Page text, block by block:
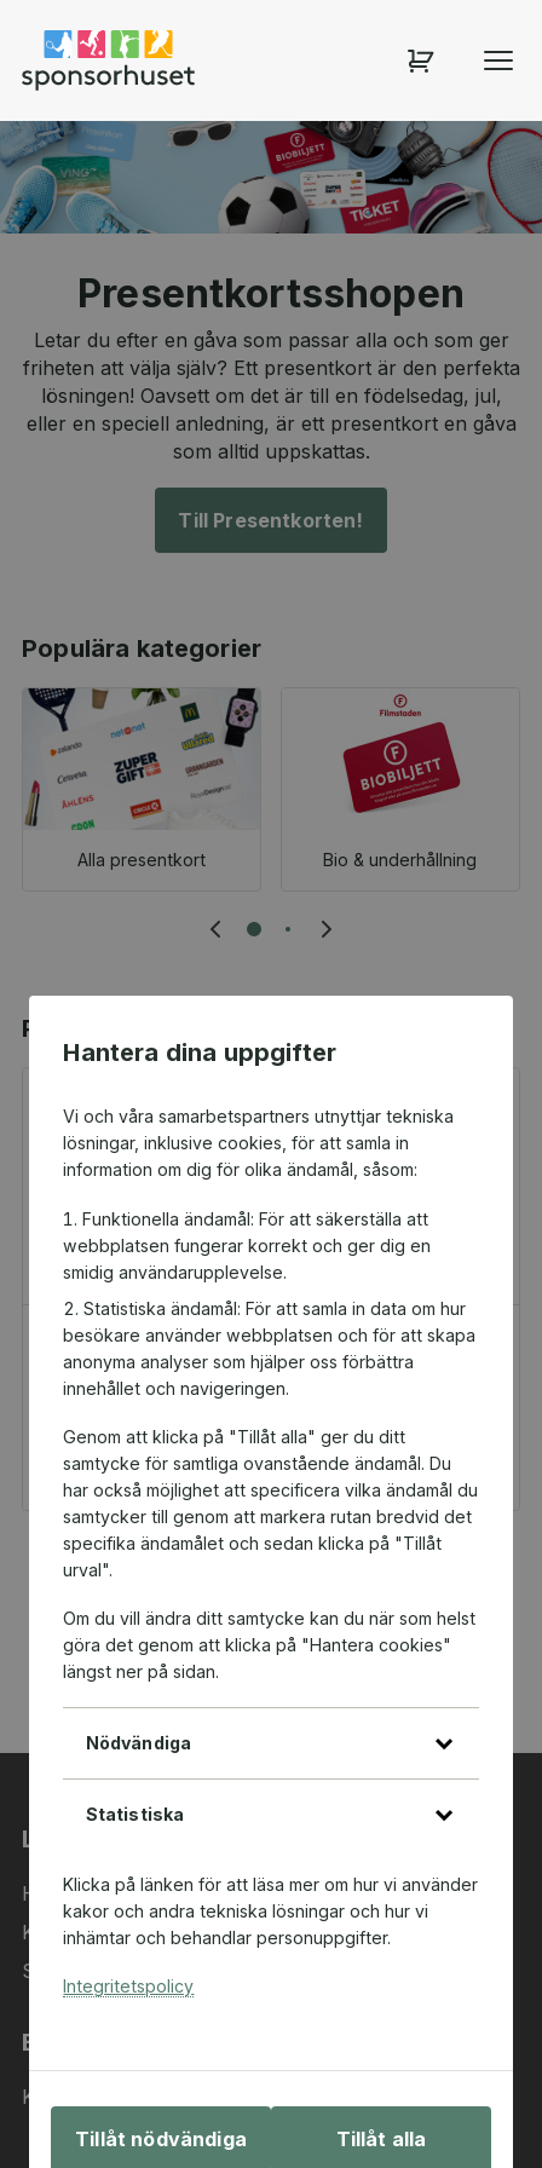
Hantera dina uppgifter
Vi och våra samarbetspartners utnyttjar tekniska
lösningar, inklusive cookies, för att samla in
information om dig för olika ändamål, såsom:
Funktionella ändamål: För att säkerställa att
webbplatsen fungerar korrekt och ger dig en
smidig användarupplevelse.
Statistiska ändamål: För att samla in data om hur
besökare använder webbplatsen och för att skapa
anonyma analyser som hjälper oss förbättra
innehållet och navigeringen.
Genom att klicka på "Tillåt alla" ger du ditt
samtycke för samtliga ovanstående ändamål. Du
har också möjlighet att specificera vilka ändamål du
samtycker till genom att markera rutan bredvid det
specifika ändamålet och sedan klicka på "Tillåt
urval".
Om du vill ändra ditt samtycke kan du när som helst
göra det genom att klicka på "Hantera cookies"
längst ner på sidan.
Nödvändiga
Statistiska
Klicka på länken för att läsa mer om hur vi använder
kakor och andra tekniska lösningar och hur vi
inhämtar och behandlar personuppgifter.
Integritetspolicy
Tillåt nödvändiga Tillåt alla
Sponsorhuset shop
Presentkortsshopen
Letar du efter en gåva som passar alla och som ger
friheten att välja själv? Ett presentkort är den perfekta
lösningen! Oavsett om det är till en födelsedag, jul,
eller en speciell anledning, är ett presentkort en gåva
som alltid uppskattas.
Till Presentkorten!
Populära kategorier
Alla presentkort Bio & underhållning
Populära produkter
H&M Presentkort
Presentkort
Du och
Sollentunagymnasterna
får 5 kr tillbaka
Golfamore
Presentkort
Du och
Sollentunagymnasterna
får 29,75 kr tillbaka
Länkar
Hem
Kategorier
Sök i sortimentet
Behöver du hjälp?
Kontakta oss